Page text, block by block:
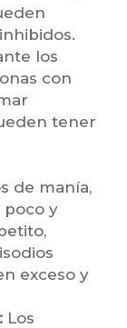
los
con
tener
de manía,
poco y
exceso y
Los